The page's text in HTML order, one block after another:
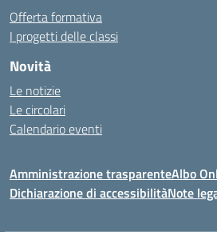
Offerta formativa
I progetti delle classi
Novità
Le notizie
Le circolari
Calendario eventi
Amministrazione trasparenteAlbo
Dichiarazione di accessibilitàNote